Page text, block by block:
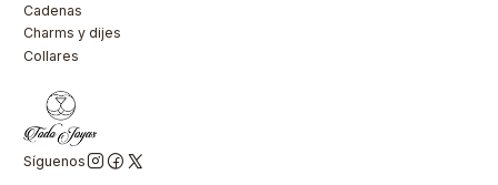
Cadenas
Charms y dijes
Collares
Síguenos